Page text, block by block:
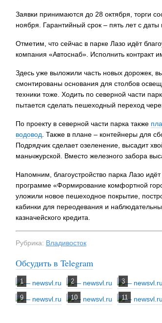
Заявки принимаются до 28 октября, торги
ноября. Гарантийный срок – пять лет с даты
Отметим, что сейчас в парке Лазо идёт
компания «Автоснаб». Исполнить контракт
Здесь уже выложили часть новых дорожек,
смонтированы основания для столбов
техники тоже. Ходить по северной части
пытается сделать пешеходный переход
По проекту в северной части парка также
водовод . Также в плане – контейнеры для
Подрядчик сделает озеленение, высадит
маньчжурской. Вместо железного забора
Напомним, благоустройство парка Лазо
программе «Формирование комфортной
уложили новое пешеходное покрытие,
кабинки для переодевания и
казначейского кредита.
Рубрика: Владивосток
Обсудить в Telegram